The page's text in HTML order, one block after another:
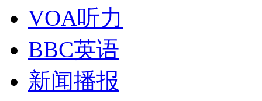
VOA听力
BBC英语
新闻播报